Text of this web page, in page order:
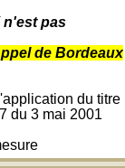
n'est pas
de Bordeaux
du titre II
du 3 mai 2001